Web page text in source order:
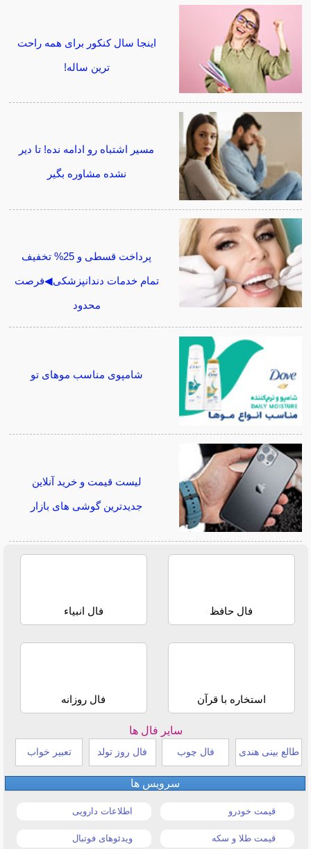
اینجا سال کنکور برای همه راحت
ترین ساله!
مسیر اشتباه رو ادامه نده! تا دیر
نشده مشاوره بگیر
پرداخت قسطی و 25% تخفیف
تمام خدمات دندانپزشکی◀فرصت
محدود
شامپوی مناسب موهای تو
لیست قیمت و خرید آنلاین
جدیدترین گوشی های بازار
فال حافظ فال انبیاء
استخاره با قرآن فال روزانه
سایر فال ها
طالع بینی هندی فال چوب فال روز تولد تعبیر خواب
سرویس ها
قیمت خودرو اطلاعات دارویی
قیمت طلا و سکه ویدئوهای فوتبال